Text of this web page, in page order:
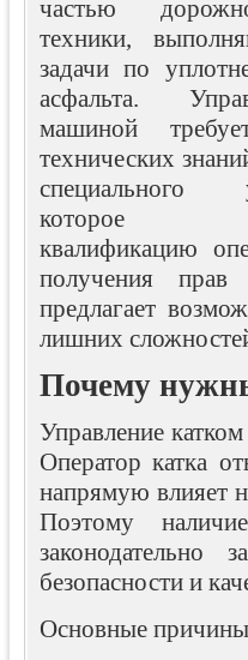
частью
техники,
задачи по
асфальта.
машиной
технических
специального
которое
квалификацию
получения прав
предлагает
лишних
Почему
Управление
Оператор катка
напрямую влияет
Поэтому
безопасности и
Основные